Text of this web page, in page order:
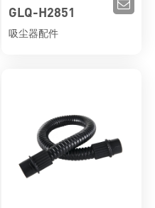
GLQ-H2851
吸尘器配件